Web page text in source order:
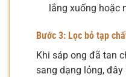
lắng xuống hoặc
Bước 3: Lọc bỏ tạp
Khi sáp ong đã tan
sang dạng lỏng,